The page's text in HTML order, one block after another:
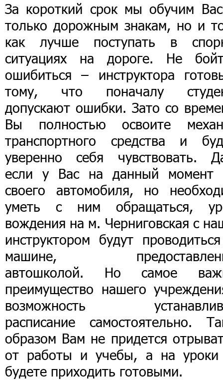
За короткий срок мы обучим
только дорожным знакам, но и
как лучше поступать в
ситуациях на дороге. Не
ошибиться – инструктора
тому, что поначалу
допускают ошибки. Зато со
Вы полностью освоите
транспортного средства и
уверенно себя чувствовать.
если у Вас на данный момент
своего автомобиля, но
уметь с ним обращаться,
вождения на м. Черниговская с
инструктором будут
машине,
автошколой. Но самое
преимущество нашего
возможность
расписание самостоятельно.
образом Вам не придется
от работы и учебы, а на
будете приходить готовыми.